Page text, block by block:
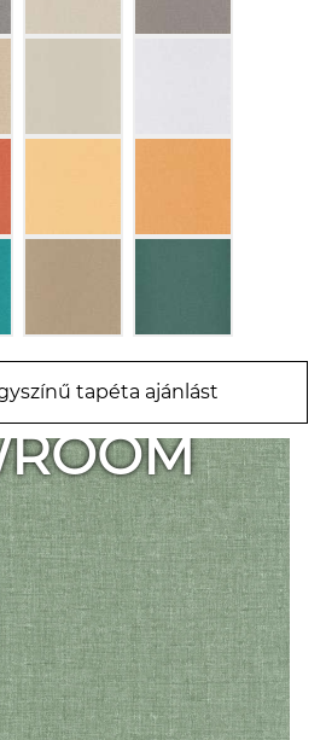
tapéta ajánlást